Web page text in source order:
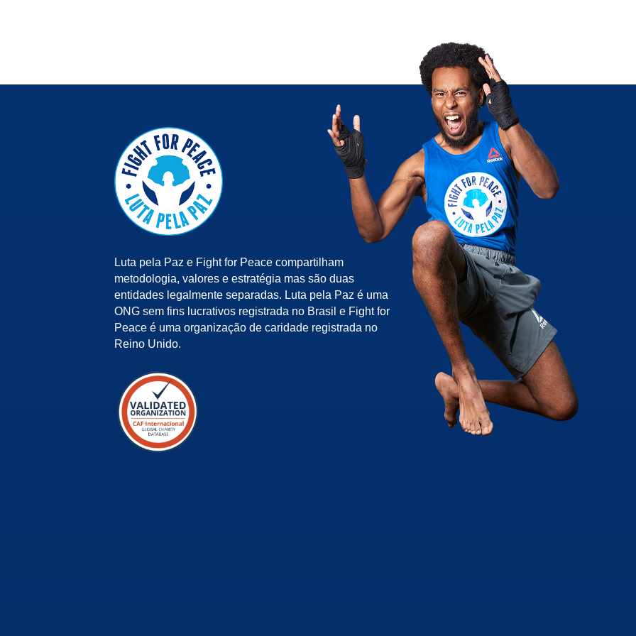
Luta pela Paz e Fight for Peace compartilham
metodologia, valores e estratégia mas são duas
entidades legalmente separadas. Luta pela Paz é uma
ONG sem fins lucrativos registrada no Brasil e Fight for
Peace é uma organização de caridade registrada no
Reino Unido.